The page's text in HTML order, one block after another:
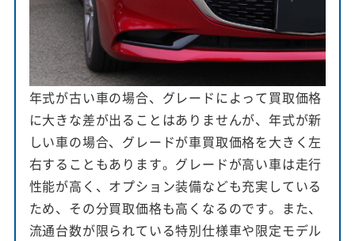
年式が古い車の場合、グレードによって買取価格
に大きな差が出ることはありませんが、年式が新
しい車の場合、グレードが車買取価格を大きく左
右することもあります。グレードが高い車は走行
性能が高く、オプション装備なども充実している
ため、その分買取価格も高くなるのです。また、
流通台数が限られている特別仕様車や限定モデル